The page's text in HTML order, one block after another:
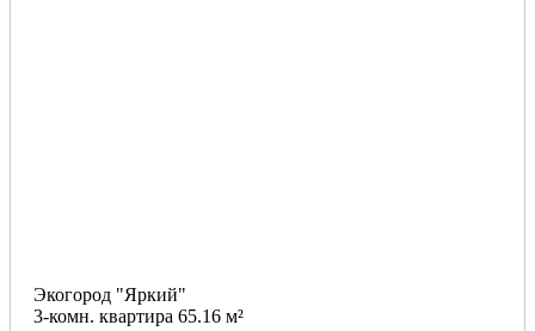
Экогород "Яркий"
3-комн. квартира 65.16 м²